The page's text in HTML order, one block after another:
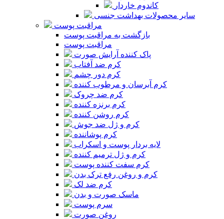
کاندوم خاردار
سایر محصولات بهداشت جنسی
مراقبت پوست
بازگشت به مراقبت پوست
مراقبت پوست
پاک کننده آرایش صورت
کرم ضد آفتاب
کرم دور چشم
کرم آبرسان و مرطوب کننده
کرم ضد چروک
کرم برنزه کننده
کرم روشن کننده
کرم و ژل ضد جوش
کرم پوشاننده
لایه بردار پوست و اسکراب
کرم و ژل ترمیم کننده
کرم سفت کننده پوست
کرم و روغن رفع ترک بدن
کرم ضد لک
ماسک صورت و بدن
سرم پوست
روغن صورت